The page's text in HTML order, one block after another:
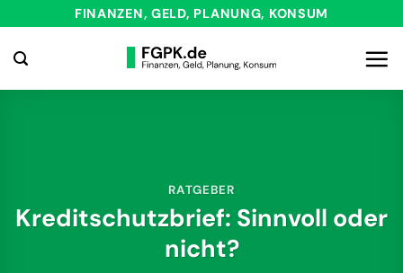
springen
FINANZEN, GELD, PLANUNG, KONSUM
RATGEBER
Kreditschutzbrief: Sinnvoll oder
nicht?